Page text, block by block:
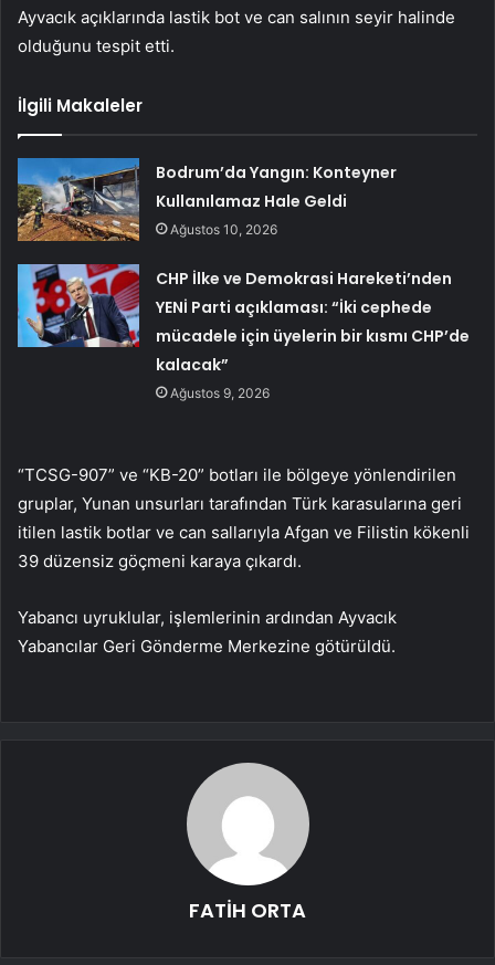
Ayvacık açıklarında lastik bot ve can salının seyir halinde
olduğunu tespit etti.
İlgili Makaleler
Bodrum’da Yangın: Konteyner
Kullanılamaz Hale Geldi
Ağustos 10, 2026
CHP İlke ve Demokrasi Hareketi’nden
YENİ Parti açıklaması: “İki cephede
mücadele için üyelerin bir kısmı CHP’de
kalacak”
Ağustos 9, 2026
“TCSG-907” ve “KB-20” botları ile bölgeye yönlendirilen
gruplar, Yunan unsurları tarafından Türk karasularına geri
itilen lastik botlar ve can sallarıyla Afgan ve Filistin kökenli
39 düzensiz göçmeni karaya çıkardı.
Yabancı uyruklular, işlemlerinin ardından Ayvacık
Yabancılar Geri Gönderme Merkezine götürüldü.
FATİH ORTA